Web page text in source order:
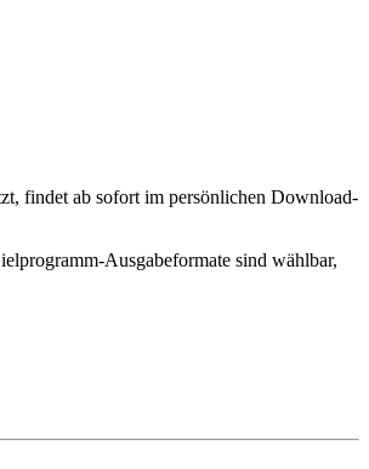
findet ab sofort im persönlichen Download-
Ausgabeformate sind wählbar,